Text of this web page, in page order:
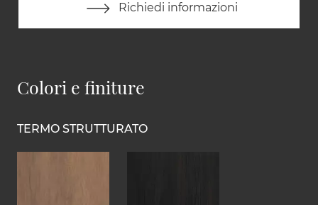
Richiedi informazioni
Colori e finiture
TERMO STRUTTURATO